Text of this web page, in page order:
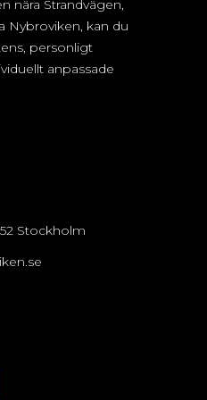
nära Strandvägen,
Nybroviken, kan du
personligt
anpassade
Stockholm